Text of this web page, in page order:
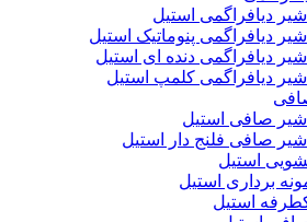
شیر دیافراگمی استیل
شیر دیافراگمی پنوماتیک استیل
شیر دیافراگمی دنده ای استیل
شیر دیافراگمی کلمپ استیل
شیر صافی استیل
شیر صافی فلنج دار استیل
استیل
برداری استیل
استیل